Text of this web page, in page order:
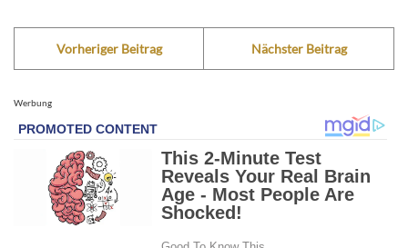
Vorheriger Beitrag Nächster Beitrag
Werbung